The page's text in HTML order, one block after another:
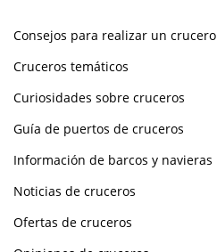
Consejos para realizar un crucero
Cruceros temáticos
Curiosidades sobre cruceros
Guía de puertos de cruceros
Información de barcos y navieras
Noticias de cruceros
Ofertas de cruceros